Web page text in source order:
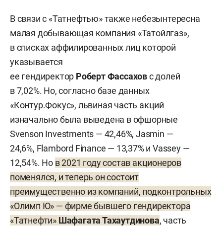
В связи с «Татнефтью» также небезынтересна
малая добывающая компания «Татойлгаз»,
в списках аффилированных лиц которой
указывается
ее гендиректор Роберт Фассаховс долей
в 7,02%. Но, согласно базе данных
«Контур.Фокус», львиная часть акций
изначально была выведена в офшорные
Svenson Investments — 42,46%, Jasmin —
24,6%, Flambord Finance — 13,37% и Vassey —
12,54%. Но в 2021 году состав акционеров
поменялся, и теперь он состоит
преимущественно из компаний, подконтрольных
«Олимп Ю» — фирме бывшего гендиректора
«Татнефти» Шафагата Тахаутдинова, часть